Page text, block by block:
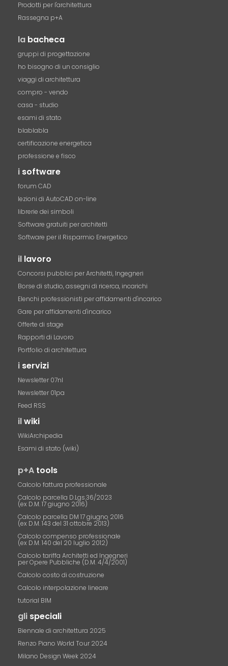
Prodotti per l'architettura
Rassegna p+A
la bacheca
gruppi di progettazione
ho bisogno di un consiglio
viaggi di architettura
compro - vendo
casa - studio
esami di stato
blablabla
certificazione energetica
professione e fisco
i software
forum CAD
lezioni di AutoCAD on-line
librerie dei simboli
Software gratuiti per architetti
Software per il Risparmio Energetico
il lavoro
Concorsi pubblici per Architetti, Ingegneri
Borse di studio, assegni di ricerca, incarichi
Elenchi professionisti per affidamenti d'incarico
Gare per affidamenti d'incarico
Offerte di stage
Rapporti di Lavoro
Portfolio di architettura
i servizi
Newsletter 07nl
Newsletter 01pa
Feed RSS
ilwiki
WikiArchipedia
Esami di stato (wiki)
p+A tools
Calcolo fattura professionale
Calcolo parcella D.Lgs.36/2023
(ex D.M. 17 giugno 2016)
Calcolo parcella DM 17 giugno 2016
(ex D.M. 143 del 31 ottobre 2013)
Calcolo compenso professionale
(ex D.M. 140 del 20 luglio 2012)
Calcolo tariffa Architetti ed Ingegneri
per Opere Pubbliche (D.M. 4/4/2001)
Calcolo costo di costruzione
Calcolo interpolazione lineare
tutorial BIM
gli speciali
Biennale di architettura 2025
Renzo Piano World Tour 2024
Milano Design Week 2024